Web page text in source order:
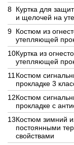
8 Куртка для
и щелочей на
9 Костюм из
утепляющей
10Куртка из
утепляющей
11 Костюм
прокладке 3
12Костюм
прокладке с
13Костюм зимний
постоянными
свойствами